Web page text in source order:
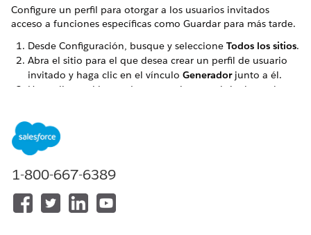
Configure un perfil para otorgar a los usuarios invitados
acceso a funciones específicas como Guardar para más tarde.
Desde Configuración, busque y seleccione Todos los sitios.
Abra el sitio para el que desea crear un perfil de usuario
invitado y haga clic en el vínculo Generadorjunto a él.
Haga clic en el icono de engranaje para abrir el panel
Haga clic en el vínculo de perfil en la sección Perfil de
usuario invitado. Normalmente se denomina
Haga clic enModificar
generales, seleccione la casilla de verificación
consumidores y socios ejecutar OmniScripts, DR, Tarjetas
1-800-667-6389